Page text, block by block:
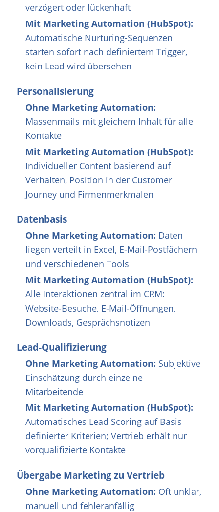
verzögert oder lückenhaft
Mit Marketing Automation (HubSpot):
Automatische Nurturing-Sequenzen
starten sofort nach definiertem Trigger,
kein Lead wird übersehen
Personalisierung
Ohne Marketing Automation:
Massenmails mit gleichem Inhalt für alle
Kontakte
Mit Marketing Automation (HubSpot):
Individueller Content basierend auf
Verhalten, Position in der Customer
Journey und Firmenmerkmalen
Datenbasis
Ohne Marketing Automation: Daten
liegen verteilt in Excel, E-Mail-Postfächern
und verschiedenen Tools
Mit Marketing Automation (HubSpot):
Alle Interaktionen zentral im CRM:
Website-Besuche, E-Mail-Öffnungen,
Downloads, Gesprächsnotizen
Lead-Qualifizierung
Ohne Marketing Automation: Subjektive
Einschätzung durch einzelne
Mitarbeitende
Mit Marketing Automation (HubSpot):
Automatisches Lead Scoring auf Basis
definierter Kriterien; Vertrieb erhält nur
vorqualifizierte Kontakte
Übergabe Marketing zu Vertrieb
Ohne Marketing Automation: Oft unklar,
manuell und fehleranfällig